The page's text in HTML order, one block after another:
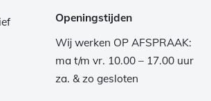
Openingstijden
Wij werken OP AFSPRAAK:
ma t/m vr. 10.00 – 17.00 uur
za. & zo gesloten